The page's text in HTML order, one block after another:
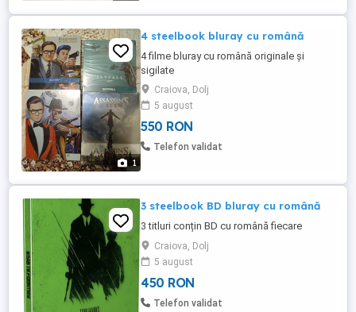
1
4 steelbook bluray cu română
4 filme bluray cu română originale și
sigilate
Craiova, Dolj
5 august
550 RON
Telefon validat
3 steelbook BD bluray cu română
3 titluri conțin BD cu română fiecare
Craiova, Dolj
5 august
450 RON
Telefon validat